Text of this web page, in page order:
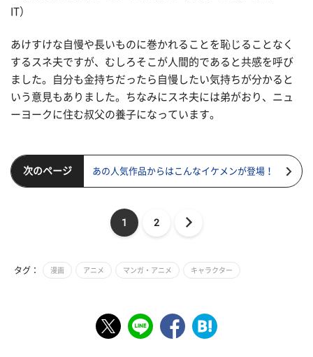
IT）
あけすけな自慢や長いものに巻かれることを恥じることなく
するスネ夫ですが、むしろそこが人間的であると共感を呼び
ました。自分も金持ちだったら自慢したい気持ちが分かると
いう意見もありました。ちなみにスネ夫には弟がおり、ニュ
ーヨークに住む叔父の養子になっています。
次のページ あの人気作品からはこんなイケメンが登場！
1 2
タグ： 漫画 アニメ マンガ・アニメ キャラクター